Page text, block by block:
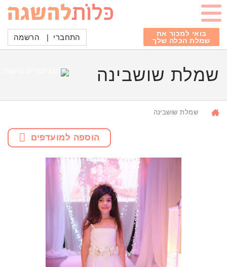
בואי למכור את
שמלת הכלה שלך
התחברי | הרשמה
שמלת שושבינה
שמלת שושבינה
הוספה למועדפים